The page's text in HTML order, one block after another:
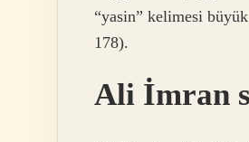
“yasin” kelimesi
178).
Ali İmran